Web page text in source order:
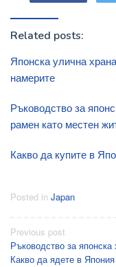
Related posts:
Японска улична
намерите
Ръководство за
рамен като местен
Какво да купите в
Posted in Japan
Post
navigation
Previous post
Ръководство за японска
Какво да ядете в Япония